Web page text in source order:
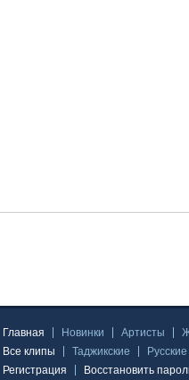
Главная Новинки Артисты
Все клипы
Таджикские
Русские
Регистрация
Восстановить